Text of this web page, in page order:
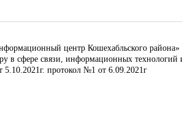
центр Кошехабльского района»
в сфере связи, информационных
протокол №1 от 6.09.2021г